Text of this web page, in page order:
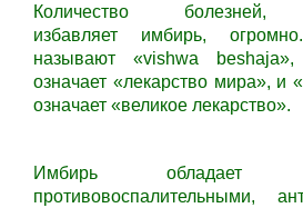
Количество
избавляет имбирь,
называют «vishwa
означает «лекарство мира», и
означает «великое лекарство».
Имбирь обладает
противовоспалительными,